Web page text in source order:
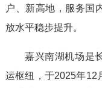
户、新高地，服务国
放水平稳步提升。
嘉兴南湖机场是
运枢纽，于2025年12